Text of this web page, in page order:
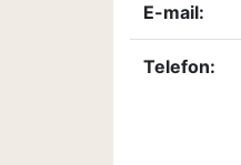
E-mail:
Telefon: